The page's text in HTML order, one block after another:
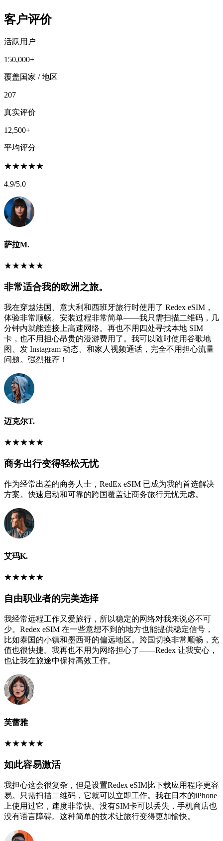
客户评价
活跃用户
150,000+
覆盖国家 / 地区
207
真实评价
12,500+
平均评分
★★★★★
4.9/5.0
萨拉M.
★★★★★
非常适合我的欧洲之旅。
我在穿越法国、意大利和西班牙旅行时使用了 Redex eSIM，
体验非常顺畅。安装过程非常简单——我只需扫描二维码，几
分钟内就能连接上高速网络。再也不用四处寻找本地 SIM
卡，也不用担心昂贵的漫游费用了。我可以随时使用谷歌地
图、发 Instagram 动态、和家人视频通话，完全不用担心流量
问题。强烈推荐！
迈克尔T.
★★★★★
商务出行变得轻松无忧
作为经常出差的商务人士，RedEx eSIM 已成为我的首选解决
方案。快速启动和可靠的跨国覆盖让商务旅行无忧无虑。
艾玛K.
★★★★★
自由职业者的完美选择
我经常远程工作又爱旅行，所以稳定的网络对我来说必不可
少。Redex eSIM 在一些意想不到的地方也能提供稳定信号，
比如泰国的小镇和墨西哥的偏远地区。跨国切换非常顺畅，充
值也很快捷。我再也不用为网络担心了——Redex 让我安心，
也让我在旅途中保持高效工作。
芙蕾雅
★★★★★
如此容易激活
我担心这会很复杂，但是设置Redex eSIM比下载应用程序更容
易。只需扫描二维码，它就可以立即工作。我在日本的iPhone
上使用过它，速度非常快。没有SIM卡可以丢失，手机商店也
没有语言障碍。这种简单的技术让旅行变得更加愉快。